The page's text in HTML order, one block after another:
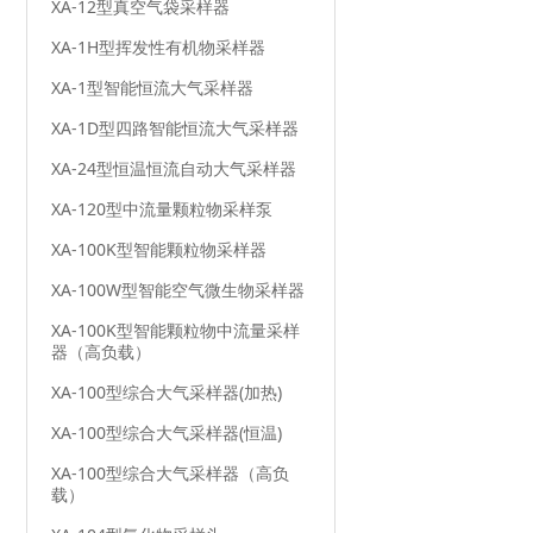
XA-12型真空气袋采样器
XA-1H型挥发性有机物采样器
XA-1型智能恒流大气采样器
XA-1D型四路智能恒流大气采样器
XA-24型恒温恒流自动大气采样器
XA-120型中流量颗粒物采样泵
XA-100K型智能颗粒物采样器
XA-100W型智能空气微生物采样器
XA-100K型智能颗粒物中流量采样
器（高负载）
XA-100型综合大气采样器(加热)
XA-100型综合大气采样器(恒温)
XA-100型综合大气采样器（高负
载）